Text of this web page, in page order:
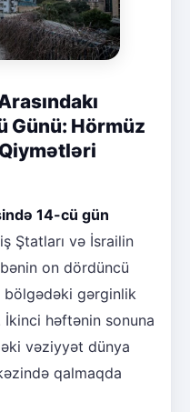
Günü: Hörmüz
Qiymətləri
14-cü gün
Ştatları və İsrailin
on dördüncü
bölgədəki gərginlik
həftənin sonuna
vəziyyət dünya
qalmaqda